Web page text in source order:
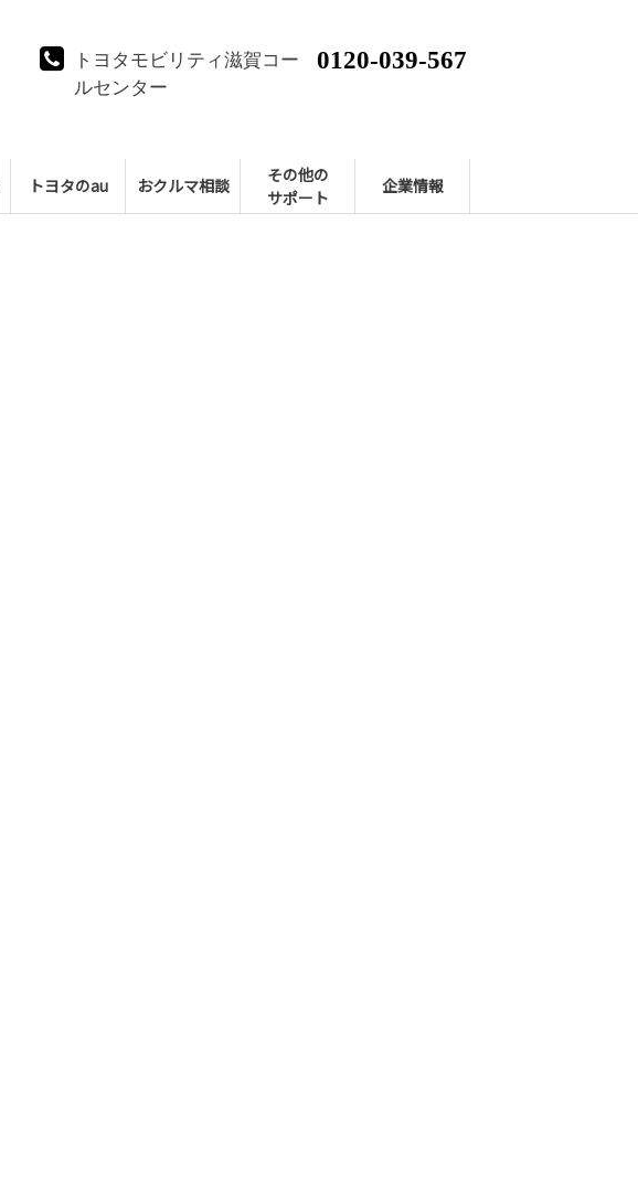
トヨタモビリティ滋賀コー
ルセンター
0120-039-567
トヨタのau おクルマ相談
その他の
サポート
企業情報